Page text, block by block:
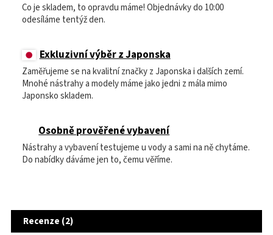
Co je skladem, to opravdu máme! Objednávky do 10:00
odesíláme tentýž den.
Exkluzivní výběr z Japonska
Zaměřujeme se na kvalitní značky z Japonska i dalších zemí.
Mnohé nástrahy a modely máme jako jedni z mála mimo
Japonsko skladem.
Osobně prověřené vybavení
Nástrahy a vybavení testujeme u vody a sami na ně chytáme.
Do nabídky dáváme jen to, čemu věříme.
Recenze (2)